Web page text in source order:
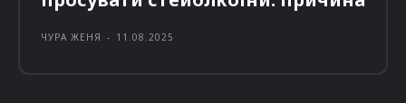
ЧУРА ЖЕНЯ - 11.08.2025